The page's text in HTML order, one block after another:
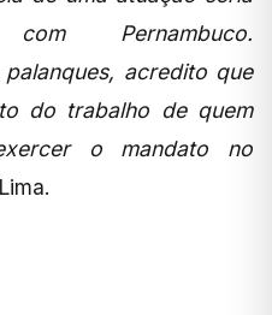
Pernambuco.
acredito que
do trabalho de quem
o mandato no